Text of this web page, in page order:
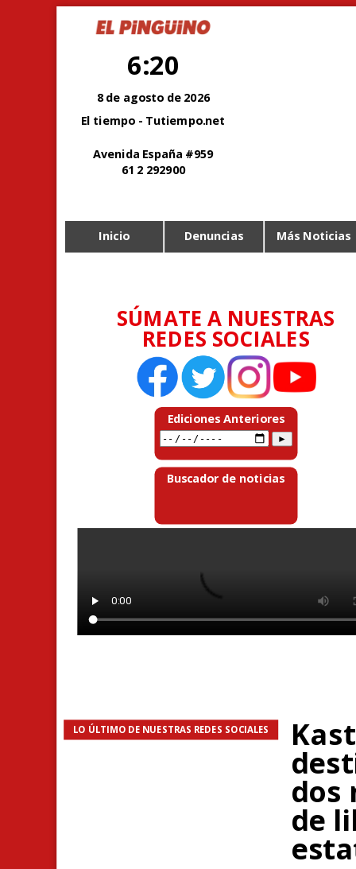
6:20
8 de agosto de 2026
El tiempo - Tutiempo.net
Avenida España #959
61 2 292900
Inicio Denuncias Más Noticias
SÚMATE A NUESTRAS
REDES SOCIALES
Ediciones Anteriores
Buscador de noticias
LO ÚLTIMO DE NUESTRAS REDES SOCIALES
dos
de